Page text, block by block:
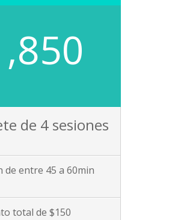
de 4 sesiones
de entre 45 a 60min
total de $150